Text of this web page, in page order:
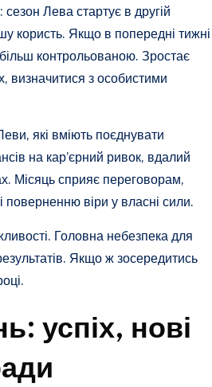
Лева стартує в другій
користь. Якщо в попередні тижні
контрольованою. Зростає
визначитися з особистими
які вміють поєднувати
на кар’єрний ривок, вдалий
Місяць сприяє переговорам,
поверненню віри у власні сили.
Головна небезпека для
Якщо ж зосередитись
успіх, нові